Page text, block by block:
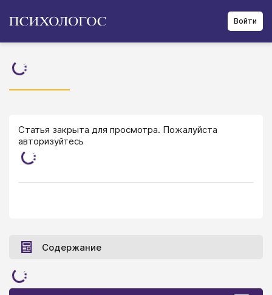
Войти
Статья закрыта для просмотра. Пожалуйста
авторизуйтесь
Содержание